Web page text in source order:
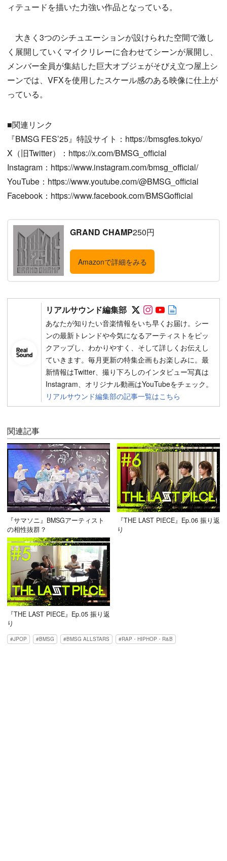
ィテュードを描いた力強い作品となっている。
大きく3つのシチュエーションが設けられた空間で激し
く展開していくマイクリレーに合わせてシーンが展開し、
メンバー全員が集結した巨大オブジェがそびえ立つ屋上シ
ーンでは、VFXを使用したスケール感のある映像に仕上が
っている。
■関連リンク
『BMSG FES’25』特設サイト：https://bmsgfes.tokyo/
X（旧Twitter）：https://x.com/BMSG_official
Instagram：https://www.instagram.com/bmsg_official/
YouTube：https://www.youtube.com/@BMSG_official
Facebook：https://www.facebook.com/BMSGofficial
GRAND CHAMP250円
Amazonで詳細をみる
リアルサウンド編集部 Follow on SNS
Follow on SNS
Follow on
あなたが知りたい音楽情報をいち早くお届け。シー
ンの最新トレンドや今気になるアーティストをピッ
クアップし、わかりやすく、そして詳しくお伝えし
ていきます。毎月更新の特集企画もお楽しみに。最
新情報はTwitter、撮り下ろしのインタビュー写真は
Instagram、オリジナル動画はYouTubeをチェック。
リアルサウンド編集部の記事一覧はこちら
関連記事
『サマソニ』BMSGアーティスト
の相性抜群？
『THE LAST PIECE』Ep.06 振り返
り
『THE LAST PIECE』Ep.05 振り返
り
JPOP BMSG BMSG ALLSTARS RAP・HIPHOP・R&B